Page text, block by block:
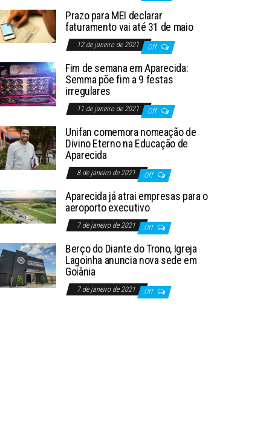
Prazo para MEI declarar
faturamento vai até 31 de maio
12 de janeiro de 2021 Off
Fim de semana em Aparecida:
Semma põe fim a 9 festas
irregulares
11 de janeiro de 2021 Off
Unifan comemora nomeação de
Divino Eterno na Educação de
Aparecida
8 de janeiro de 2021 Off
Aparecida já atrai empresas para o
aeroporto executivo
7 de janeiro de 2021 Off
Berço do Diante do Trono, Igreja
Lagoinha anuncia nova sede em
Goiânia
7 de janeiro de 2021 Off